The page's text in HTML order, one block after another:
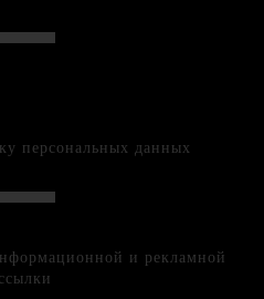
персональных данных
и рекламной